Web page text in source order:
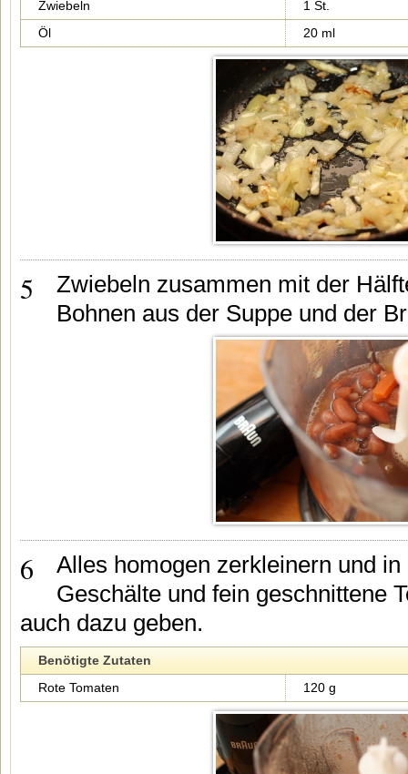
Zwiebeln
1 St.
Öl
20 ml
5
Zwiebeln zusammen mit der
Bohnen aus der Suppe und der
6
Alles homogen zerkleinern und
Geschälte und fein geschnittene
auch dazu geben.
Benötigte Zutaten
Rote Tomaten
120 g